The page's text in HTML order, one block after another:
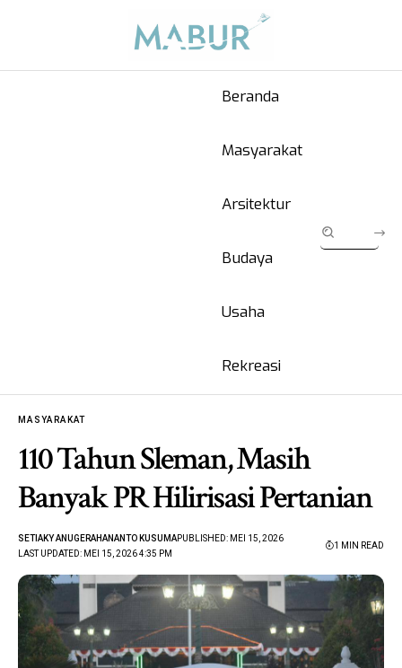
Beranda
Masyarakat
Arsitektur
Budaya
Usaha
Rekreasi
MASYARAKAT
110 Tahun Sleman, Masih
Banyak PR Hilirisasi Pertanian
LAST UPDATED: MEI 15, 2026 4:35 PM
SETIAKY ANUGERAHANANTO KUSUMAPUBLISHED: MEI 15, 2026
1 MIN READ